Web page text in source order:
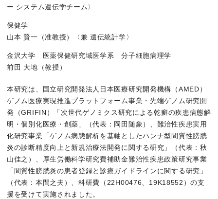
図3. HLA-DQB1遺伝子がコードするタンパク質の立体構造（左
上述のように、間質性膀胱炎（ハンナ型）はその重篤性に加え
特記事項
＜論文情報＞
〈雑誌〉 Cell Reports Medicine
〈題名〉 Genome-wide association analysis identifies
〈著者〉 秋山佳之♯、曽根原究人♯、前田大地、加藤洋人、内藤
♯共同筆頭著者
*責任著者
〈DOI〉 10.1016/j.xcrm.2023.101114
ー システム遺伝学チーム〉
保健学
山本 賢一（准教授）〈兼 遺伝統計学〉
金沢大学 医薬保健研究域医学系 分子細胞病理学
前田 大地（教授）
本研究は、国立研究開発法人日本医療研究開発機構（AMED）
ゲノム医療実現推進プラットフォーム事業・先端ゲノム研究開
発（GRIFIN）「次世代ゲノミクス研究による乾癬の疾患病態解
明・個別化医療・創薬」（代表：岡田随象）、難治性疾患実用
化研究事業「ゲノム病態解析を基軸としたハンナ型間質性膀胱
炎の診断精度向上と新規治療法開発に関する研究」（代表：秋
山佳之）、厚生労働科学研究費補助金難治性疾患政策研究事業
「間質性膀胱炎の患者登録と診療ガイドラインに関する研究」
（代表：本間之夫）、科研費（22H00476、19K18552）の支
援を受けて実施されました。